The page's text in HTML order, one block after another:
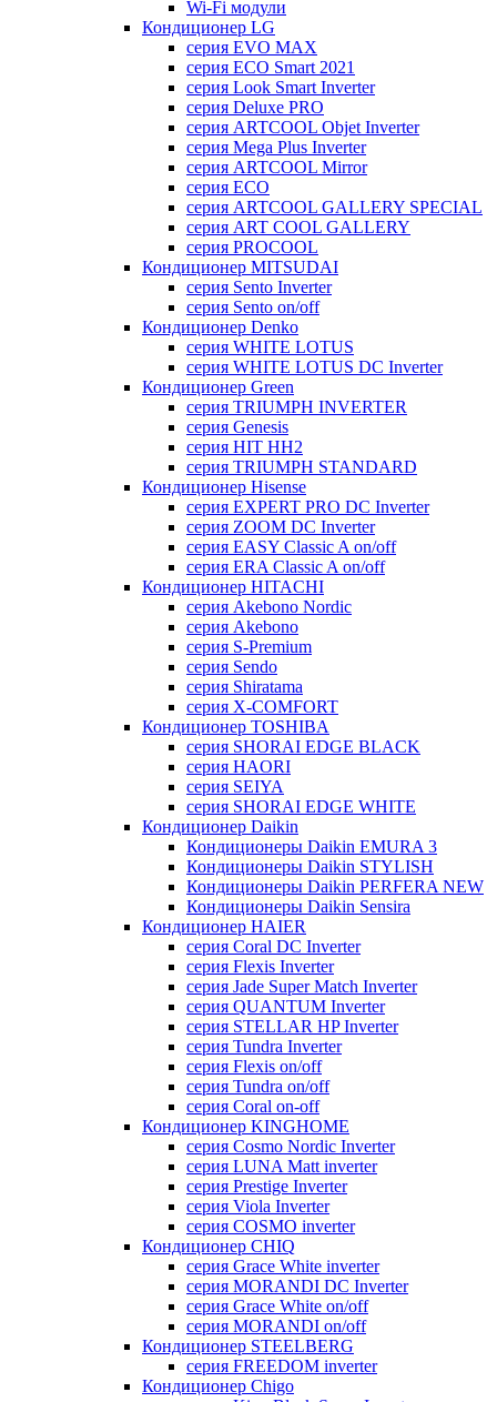
Wi-Fi модули
Кондиционер LG
серия EVO MAX
серия ECO Smart 2021
серия Look Smart Inverter
серия Deluxe PRO
серия ARTCOOL Objet Inverter
серия Mega Plus Inverter
серия ARTCOOL Mirror
серия ECO
серия ARTCOOL GALLERY SPECIAL
серия ART COOL GALLERY
серия PROCOOL
Кондиционер MITSUDAI
серия Sento Inverter
серия Sento on/off
Кондиционер Denko
серия WHITE LOTUS
серия WHITE LOTUS DC Inverter
Кондиционер Green
серия TRIUMPH INVERTER
серия Genesis
серия HIT HH2
серия TRIUMPH STANDARD
Кондиционер Hisense
серия EXPERT PRO DC Inverter
серия ZOOM DC Inverter
серия EASY Classic A on/off
серия ERA Classic A on/off
Кондиционер HITACHI
cерия Akebono Nordic
серия Akebono
серия S-Premium
серия Sendo
серия Shiratama
серия X-COMFORT
Кондиционер TOSHIBA
серия SHORAI EDGE BLACK
серия HAORI
серия SEIYA
серия SHORAI EDGE WHITE
Кондиционер Daikin
Кондиционеры Daikin EMURA 3
Кондиционеры Daikin STYLISH
Кондиционеры Daikin PERFERA NEW
Кондиционеры Daikin Sensira
Кондиционер HAIER
серия Coral DC Inverter
серия Flexis Inverter
серия Jade Super Match Inverter
серия QUANTUM Inverter
серия STELLAR HP Inverter
серия Tundra Inverter
серия Flexis on/off
серия Tundra on/off
серия Coral on-off
Кондиционер KINGHOME
серия Cosmo Nordic Inverter
серия LUNA Matt inverter
серия Prestige Inverter
серия Viola Inverter
серия COSMO inverter
Кондиционер CHIQ
серия Grace White inverter
серия MORANDI DC Inverter
серия Grace White on/off
серия MORANDI on/off
Кондиционер STEELBERG
серия FREEDOM inverter
Кондиционер Chigo